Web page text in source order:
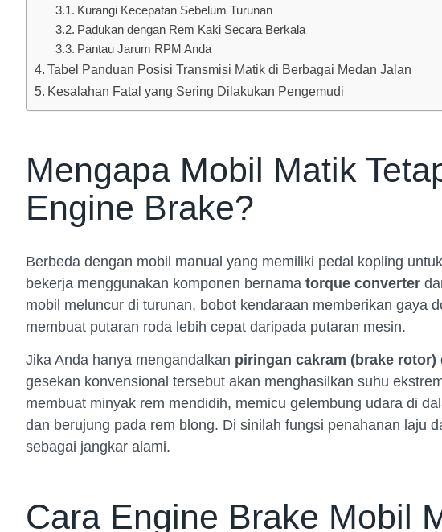
Kurangi Kecepatan Sebelum Turunan
Padukan dengan Rem Kaki Secara Berkala
Pantau Jarum RPM Anda
Tabel Panduan Posisi Transmisi Matik di Berbagai Medan Jalan
Kesalahan Fatal yang Sering Dilakukan Pengemudi
Mengapa Mobil Matik
Engine Brake?
Berbeda dengan mobil manual yang memiliki pedal kopling
bekerja menggunakan komponen bernama torque converter
mobil meluncur di turunan, bobot kendaraan memberikan gaya
membuat putaran roda lebih cepat daripada putaran mesin.
Jika Anda hanya mengandalkan piringan cakram (brake rotor)
gesekan konvensional tersebut akan menghasilkan suhu
membuat minyak rem mendidih, memicu gelembung udara di
dan berujung pada rem blong. Di sinilah fungsi penahanan laju
sebagai jangkar alami.
Cara Engine Brake Mobil